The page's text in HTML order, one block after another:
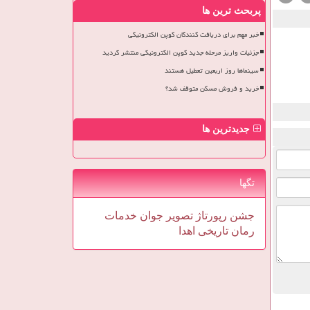
پربحث ترین ها
خبر مهم برای دریافت کنندگان کوپن الکترونیکی
جزئیات واریز مرحله جدید کوپن الکترونیکی منتشر گردید
سینماها روز اربعین تعطیل هستند
خرید و فروش مسکن متوقف شد؟
جدیدترین ها
تگها
جشن رپورتاژ تصویر جوان خدمات
رمان تاریخی اهدا